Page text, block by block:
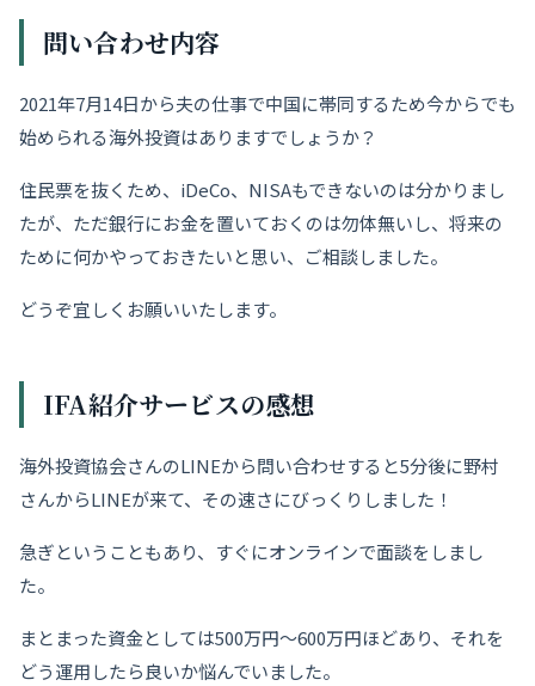
問い合わせ内容
2021年7月14日から夫の仕事で中国に帯同するため今からでも
始められる海外投資はありますでしょうか？
住民票を抜くため、iDeCo、NISAもできないのは分かりまし
たが、ただ銀行にお金を置いておくのは勿体無いし、将来の
ために何かやっておきたいと思い、ご相談しました。
どうぞ宜しくお願いいたします。
IFA紹介サービスの感想
海外投資協会さんのLINEから問い合わせすると5分後に野村
さんからLINEが来て、その速さにびっくりしました！
急ぎということもあり、すぐにオンラインで面談をしまし
た。
まとまった資金としては500万円〜600万円ほどあり、それを
どう運用したら良いか悩んでいました。